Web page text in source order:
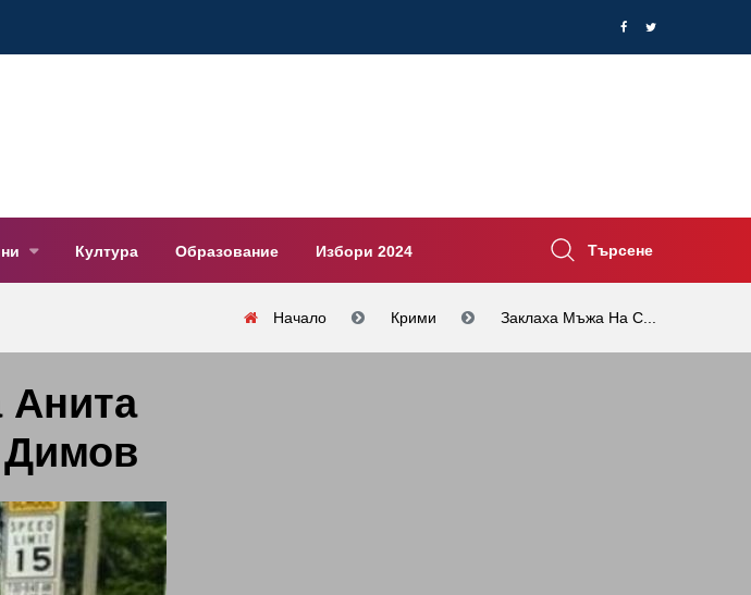
Култура Образование Избори 2024 Търсене
Начало Крими Заклаха Мъжа На С...
Анита
Димов